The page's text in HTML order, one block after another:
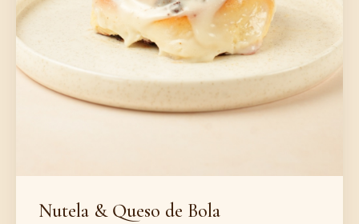
Nutela & Queso de Bola